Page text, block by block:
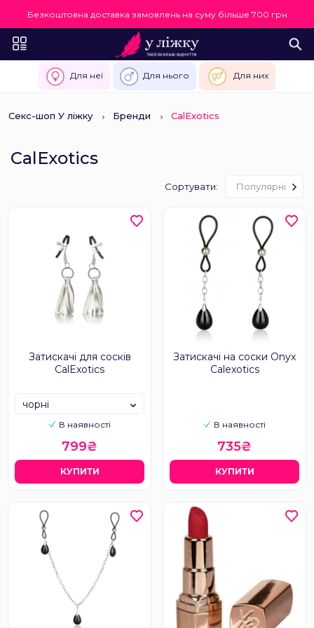
Безкоштовна доставка замовлень на суму більше 700 грн
Для неї Для нього Для них
Секс-шоп У ліжку Бренди CalExotics
CalExotics
Сортувати: Популярні
Затискачі для сосків
CalExotics
В наявності
чорні
799₴
КУПИТИ
Затискачі на соски Onyx
Calexotics
В наявності
735₴
КУПИТИ